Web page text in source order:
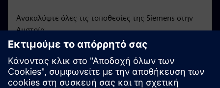
Ανακαλύψτε όλες τις τοποθεσίες της Siemens στην
Αυστρία.
Εμπορικές Εκθέσεις και